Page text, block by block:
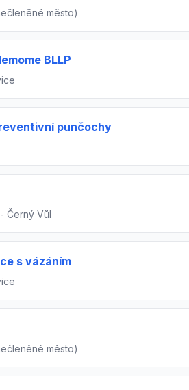
město)
BLLP
punčochy
Černý Vůl
s vázáním
město)